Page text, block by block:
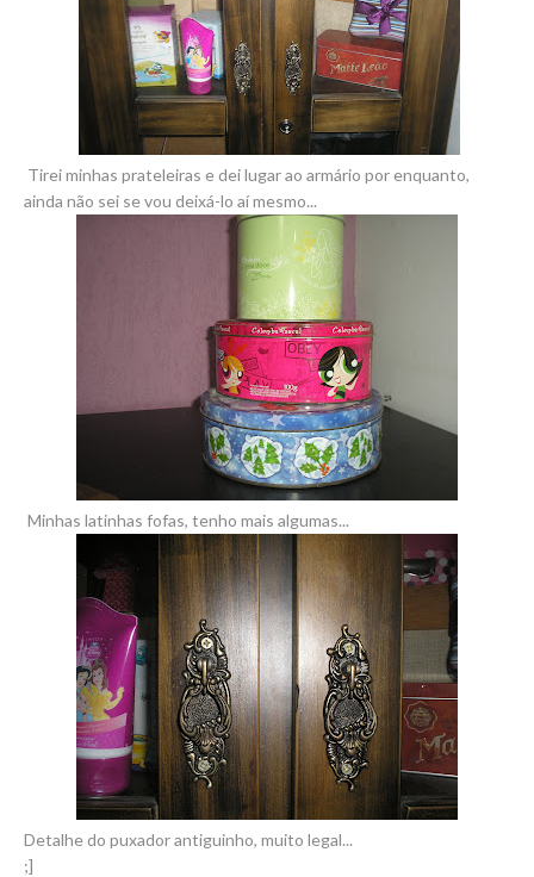
Tirei minhas prateleiras e dei lugar ao armário por enquanto,
ainda não sei se vou deixá-lo aí mesmo...
Minhas latinhas fofas, tenho mais algumas...
Detalhe do puxador antiguinho, muito legal...
;]